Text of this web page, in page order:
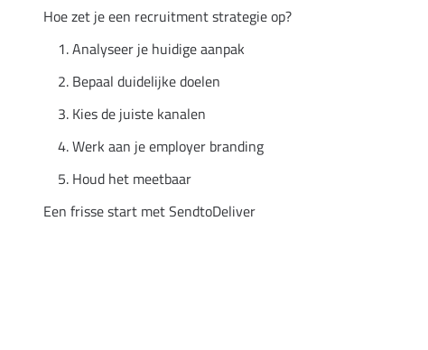
Hoe zet je een recruitment strategie op?
1. Analyseer je huidige aanpak
2. Bepaal duidelijke doelen
3. Kies de juiste kanalen
4. Werk aan je employer branding
5. Houd het meetbaar
Een frisse start met SendtoDeliver